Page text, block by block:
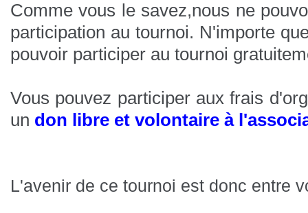
Comme vous le savez,nous ne
participation au tournoi. N'importe
pouvoir participer au tournoi
Vous pouvez participer aux frais
un don libre et volontaire à
L'avenir de ce tournoi est donc entre